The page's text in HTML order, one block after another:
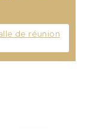
de réunion